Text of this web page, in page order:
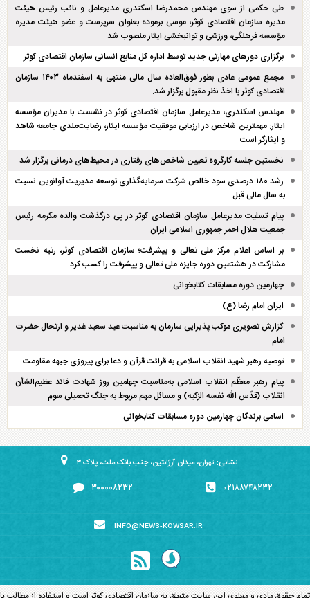
طی حکمی از سوی مهندس محمدرضا اسکندری مدیرعامل و نائب رئیس هیئت
مدیره سازمان اقتصادی کوثر، موسی برموده بعنوان سرپرست و عضو هیئت مدیره
مؤسسه فرهنگی، ورزشی و توانبخشی ایثار منصوب شد
برگزاری دور‌های مهارتی جدید توسط اداره کل منابع انسانی سازمان اقتصادی کوثر
مجمع عمومی عادی بطور فوق‌العاده سال مالی منتهی به اسفند‌ماه ۱۴۰۳ سازمان
اقتصادی کوثر با اخذ نظر مقبول برگزار شد.
مهندس اسکندری، مدیرعامل سازمان اقتصادی کوثر در نشست با مدیران مؤسسه
ایثار: مهمترین شاخص در ارزیابی موفقیت مؤسسه ایثار، رضایت‌مندی جامعه شاهد
و ایثارگر است
نخستین جلسه کارگروه تعیین شاخص‌های رفتاری در محیط‌های درمانی برگزار شد
رشد ۱۸۰ درصدی سود خالص شرکت سرمایه‌گذاری توسعه مدیریت آوانوین نسبت
به سال مالی قبل
پیام تسلیت مدیرعامل سازمان اقتصادی کوثر در پی درگذشت والده مکرمه رئیس
جمعیت هلال احمر جمهوری اسلامی ایران
بر اساس اعلام مرکز ملی تعالی و پیشرفت؛ سازمان اقتصادی کوثر، رتبه نخست
مشارکت در هشتمین دوره جایزه ملی تعالی و پیشرفت را کسب کرد
چهارمین دوره مسابقات کتابخوانی
ایران امام رضا (ع)
گزارش تصویری موکب پذیرایی سازمان به مناسبت عید سعید غدیر و ارتحال حضرت
امام
توصیه رهبر شهید انقلاب اسلامی به قرائت قرآن و دعا برای پیروزی جبهه مقاومت
پیام رهبر معظّم انقلاب اسلامی به‌مناسبت چهلمین روز شهادت قائد عظیم‌الشأن
انقلاب (قدّس الله نفسه الزکیه) و مسائل مهم مربوط به جنگ تحمیلی سوم
اسامی برندگان چهارمین دوره مسابقات کتابخوانی
نشانی: تهران، میدان آرژانتین، جنب بانک ملت، پلاک ۳
۰۲۱۸۸۷۴۸۲۳۲ ۳۰۰۰۰۸۲۳۲
INFO@NEWS-KOWSAR.IR